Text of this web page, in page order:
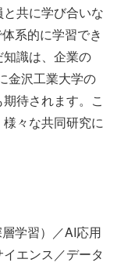
共に学び合いな
系的に学習でき
識は、企業の
金沢工業大学の
待されます。こ
々な共同研究に
学習）／AI応用
エンス／データ